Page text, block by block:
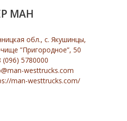
МАН
обл., с. Якушинцы,
”Пригородное”, 50
(096) 5780000
westtrucks.com
man-westtrucks.com/